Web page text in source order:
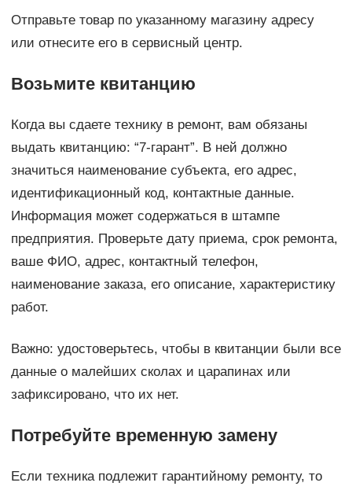
Отправьте товар по указанному магазину адресу
или отнесите его в сервисный центр.
Возьмите квитанцию
Когда вы сдаете технику в ремонт, вам обязаны
выдать квитанцию: “7-гарант”. В ней должно
значиться наименование субъекта, его адрес,
идентификационный код, контактные данные.
Информация может содержаться в штампе
предприятия. Проверьте дату приема, срок ремонта,
ваше ФИО, адрес, контактный телефон,
наименование заказа, его описание, характеристику
работ.
Важно: удостоверьтесь, чтобы в квитанции были все
данные о малейших сколах и царапинах или
зафиксировано, что их нет.
Потребуйте временную замену
Если техника подлежит гарантийному ремонту, то